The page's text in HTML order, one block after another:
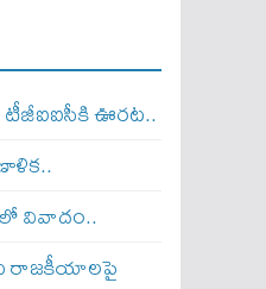
ఊరట..
వివాదం..
రాజకీయాలపై